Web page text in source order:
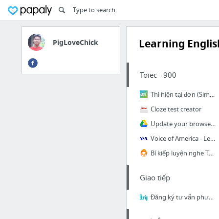
PigLoveChick Learning
Toiec - 900
Thì hiện tại đơn (Simple Present) : vừa khó vừa dễ!
Cloze test creator
Update your browser to use Google Drive
Voice of America - Learn American English with VOA Learning English
Bí kiếp luyện nghe TOEIC max điểm
Giao tiếp
Đăng ký tư vấn phương pháp học tiếng Anh giao tiếp tại Etrip. Đăng ký nhận ưu đãi